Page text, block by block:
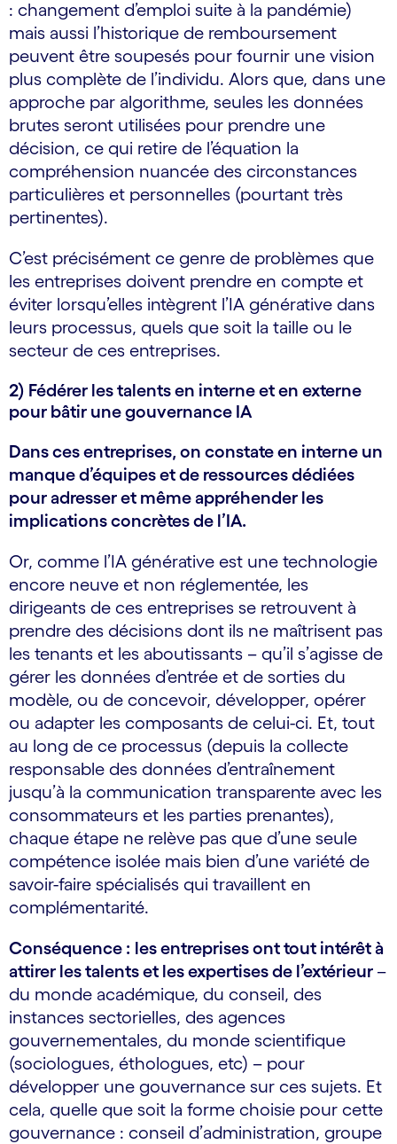
: changement d’emploi suite à la pandémie)
mais aussi l’historique de remboursement
peuvent être soupesés pour fournir une vision
plus complète de l’individu. Alors que, dans une
approche par algorithme, seules les données
brutes seront utilisées pour prendre une
décision, ce qui retire de l’équation la
compréhension nuancée des circonstances
particulières et personnelles (pourtant très
pertinentes).
C’est précisément ce genre de problèmes que
les entreprises doivent prendre en compte et
éviter lorsqu’elles intègrent l’IA générative dans
leurs processus, quels que soit la taille ou le
secteur de ces entreprises.
2) Fédérer les talents en interne et en externe
pour bâtir une gouvernance IA
Dans ces entreprises, on constate en interne un
manque d’équipes et de ressources dédiées
pour adresser et même appréhender les
implications concrètes de l’IA.
Or, comme l’IA générative est une technologie
encore neuve et non réglementée, les
dirigeants de ces entreprises se retrouvent à
prendre des décisions dont ils ne maîtrisent pas
les tenants et les aboutissants – qu’il s’agisse de
gérer les données d’entrée et de sorties du
modèle, ou de concevoir, développer, opérer
ou adapter les composants de celui-ci. Et, tout
au long de ce processus (depuis la collecte
responsable des données d’entraînement
jusqu’à la communication transparente avec les
consommateurs et les parties prenantes),
chaque étape ne relève pas que d’une seule
compétence isolée mais bien d’une variété de
savoir-faire spécialisés qui travaillent en
complémentarité.
Conséquence : les entreprises ont tout intérêt à
attirer les talents et les expertises de l’extérieur –
du monde académique, du conseil, des
instances sectorielles, des agences
gouvernementales, du monde scientifique
(sociologues, éthologues, etc) – pour
développer une gouvernance sur ces sujets. Et
cela, quelle que soit la forme choisie pour cette
gouvernance : conseil d’administration, groupe